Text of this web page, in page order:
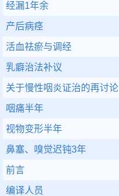
经漏1年余
产后病痉
活血祛瘀与调经
乳癖治法补议
关于慢性咽炎证治的再讨论
咽痛半年
视物变形半年
鼻塞、嗅觉迟钝3年
前言
编译人员